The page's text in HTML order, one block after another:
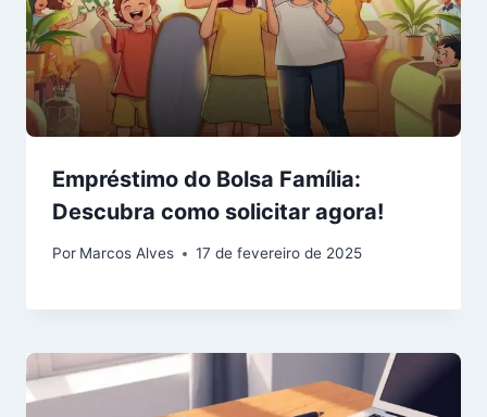
Empréstimo do Bolsa Família:
Descubra como solicitar agora!
Por Marcos Alves 17 de fevereiro de 2025